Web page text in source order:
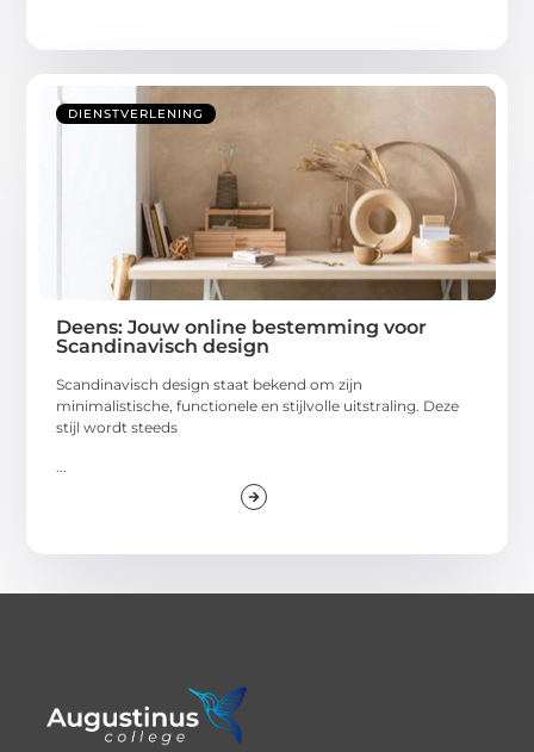
DIENSTVERLENING
Deens: Jouw online bestemming voor
Scandinavisch design
Scandinavisch design staat bekend om zijn
minimalistische, functionele en stijlvolle uitstraling. Deze
stijl wordt steeds